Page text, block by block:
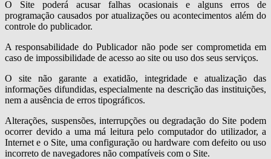
O Site poderá acusar falhas ocasionais e alguns erros de
programação causados por atualizações ou acontecimentos além do
controle do publicador.
A responsabilidade do Publicador não pode ser comprometida em
caso de impossibilidade de acesso ao site ou uso dos seus serviços.
O site não garante a exatidão, integridade e atualização das
informações difundidas, especialmente na descrição das instituições,
nem a ausência de erros tipográficos.
Alterações, suspensões, interrupções ou degradação do Site podem
ocorrer devido a uma má leitura pelo computador do utilizador, a
Internet e o Site, uma configuração ou hardware com defeito ou uso
incorreto de navegadores não compatíveis com o Site.